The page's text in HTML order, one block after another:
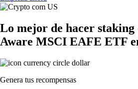
Lo mejor de hacer staking
Aware MSCI EAFE ETF
Genera tus recompensas